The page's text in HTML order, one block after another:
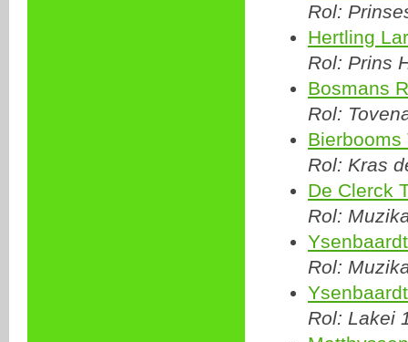
Rol:
Hertling
Rol: Prins
Bosmans
Rol:
Bierbooms
Rol: Kras
De Clerck
Rol:
Rol:
Rol: Lakei